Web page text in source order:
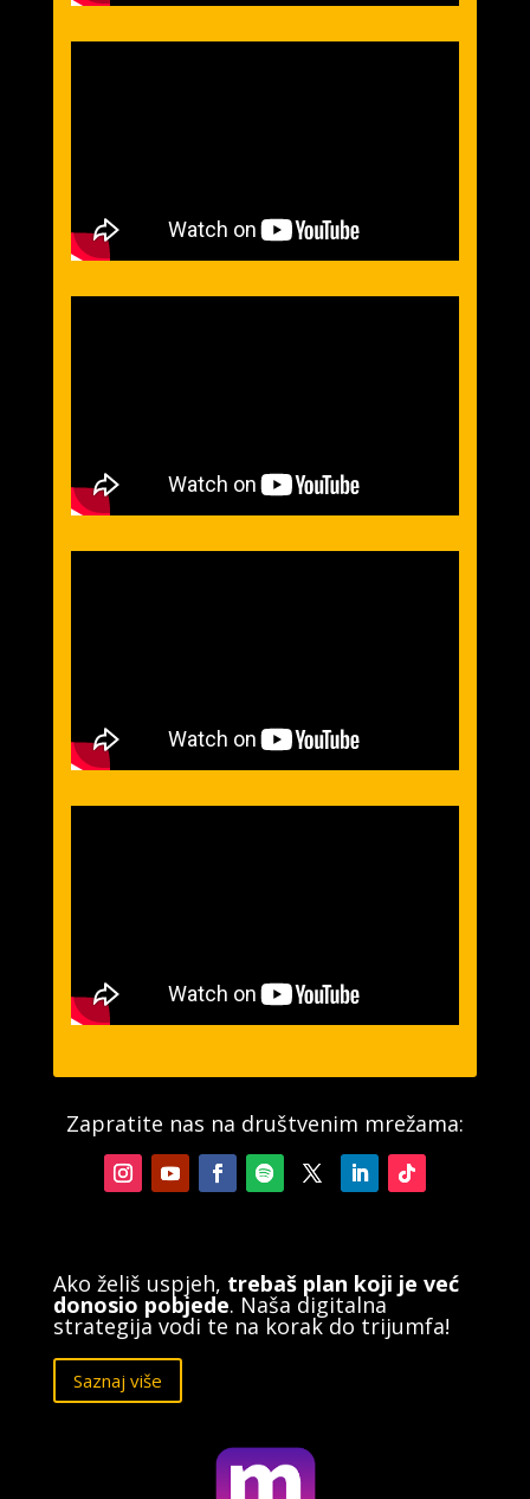
Zapratite nas na društvenim mrežama:
Ako želiš uspjeh, trebaš plan koji je već
donosio pobjede. Naša digitalna
strategija vodi te na korak do trijumfa!
Saznaj više